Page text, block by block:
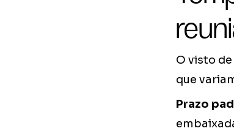
O visto
que
Prazo